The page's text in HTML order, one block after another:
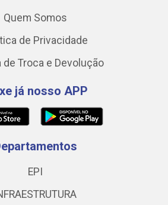
Quem Somos
de Privacidade
de Troca e Devolução
já nosso APP
EPI